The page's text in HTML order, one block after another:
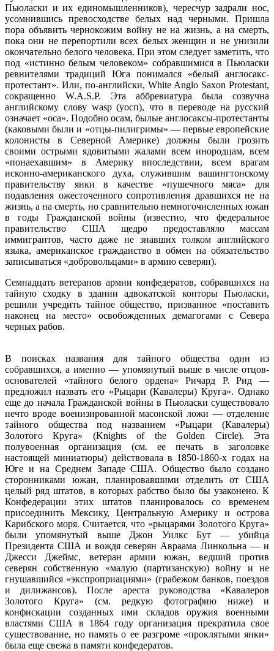
Пьюласки и их единомышленников), чересчур задрали нос,
усомнившись превосходстве белых над черными. Пришла
пора объявить чернокожим войну не на жизнь, а на смерть,
пока они не перепортили всех белых женщин и не унизили
окончательно белого человека. При этом следует заметить, что
под «истинно белым человеком» собравшимися в Пьюласки
ревнителями традиций Юга понимался «белый англосакс-
протестант». Или, по-английски, White Anglo Saxon Protestant,
сокращенно W.A.S.P. Эта аббревиатура была созвучна
английскому слову wasp (уосп), что в переводе на русский
означает «оса». Подобно осам, былые англосаксы-протестанты
(каковыми были и «отцы-пилигримы» — первые европейские
колонисты в Северной Америке) должны были грозить
своими острыми ядовитыми жалами всем инородцам, всем
«понаехавшим» в Америку впоследствии, всем врагам
исконно-американского духа, служившим вашингтонскому
правительству янки в качестве «пушечного мяса» для
подавления ожесточенного сопротивления дравшихся не на
жизнь, а на смерть, но сравнительно немногочисленных южан
в годы Гражданской войны (известно, что федеральное
правительство США щедро предоставляло массам
иммигрантов, часто даже не знавших толком английского
языка, американское гражданство в обмен на обязательство
записываться «добровольцами» в армию северян).
Семнадцать ветеранов армии конфедератов, собравшихся на
тайную сходку в здании адвокатской конторы Пьюласки,
решили учредить тайное общество, призванное «поставить
наконец на место» освобожденных демагогами с Севера
черных рабов.
В поисках названия для тайного общества один из
собравшихся, а именно — упомянутый выше в числе отцов-
основателей «тайного белого ордена» Ричард Р. Рид —
предложил назвать его «Рыцари (Кавалеры) Круга». Однако
еще до начала Гражданской войны в Пьюласки существовало
нечто вроде военизированной масонской ложи — отделение
тайного общества под названием «Рыцари (Кавалеры)
Золотого Круга» (Knights of the Golden Circle). Эта
полувоенная организация (см. ее печать в заголовке
настоящей миниатюры) действовала в 1850-1860-х годах на
Юге и на Среднем Западе США. Общество было создано
сторонниками южан, планировавшими отделить от США
целый ряд штатов, в которых рабство было бы узаконено. К
Конфедерации этих штатов планировалось со временем
присоединить Мексику, Центральную Америку и острова
Карибского моря. Считается, что «рыцарями Золотого Круга»
были упомянутый выше Джон Уилкс Бут — убийца
Президента США и вождя северян Авраама Линкольна — и
Джес­си Джеймс, ветеран армии южан, ведший против
северян собственную «малую (партизанскую) войну и не
гнушавшийся «экспроприациями» (грабежом банков, поездов
и дилижансов). После ареста руководства «Кавалеров
Золотого Круга» (см. редкую фотографию ниже) и
конфискации созданных ими складов оружия военными
властями США в 1864 году организация прекратила свое
существование, но память о ее разгроме «проклятыми янки»
была еще свежа в памяти конфедератов.